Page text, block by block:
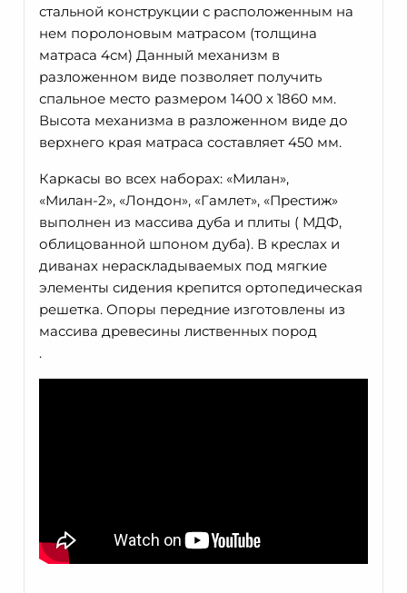
стальной конструкции с расположенным на
нем поролоновым матрасом (толщина
матраса 4см) Данный механизм в
разложенном виде позволяет получить
спальное место размером 1400 х 1860 мм.
Высота механизма в разложенном виде до
верхнего края матраса составляет 450 мм.
Каркасы во всех наборах: «Милан»,
«Милан-2», «Лондон», «Гамлет», «Престиж»
выполнен из массива дуба и плиты ( МДФ,
облицованной шпоном дуба). В креслах и
диванах нераскладываемых под мягкие
элементы сидения крепится ортопедическая
решетка. Опоры передние изготовлены из
массива древесины лиственных пород
.